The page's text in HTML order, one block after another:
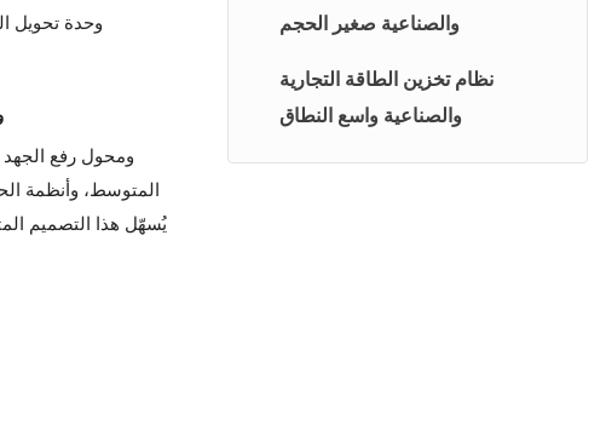
وحدة تحويل
المتوسط، وأنظمة
يُسهّل هذا التصميم
المنخفض
نظام الجهد العالي
والصناعية صغير الحجم
نظام تخزين الطاقة التجارية
والصناعية واسع النطاق